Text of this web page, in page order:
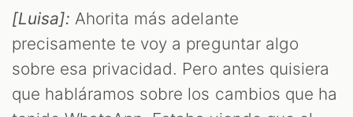
[Luisa]: Ahorita más adelante
precisamente te voy a preguntar algo
sobre esa privacidad. Pero antes quisiera
que habláramos sobre los cambios que ha